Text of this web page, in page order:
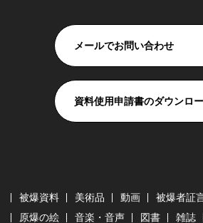
メールでお問い合わせ
資料使用申請書のダウンロ
被爆資料 美術品 動画 被爆者証
原爆の絵
音楽・音声 図書 雑誌